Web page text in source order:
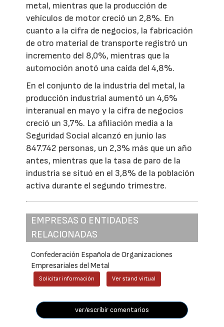
metal, mientras que la producción de
vehículos de motor creció un 2,8%. En
cuanto a la cifra de negocios, la fabricación
de otro material de transporte registró un
incremento del 8,0%, mientras que la
automoción anotó una caída del 4,8%.
En el conjunto de la industria del metal, la
producción industrial aumentó un 4,6%
interanual en mayo y la cifra de negocios
creció un 3,7%. La afiliación media a la
Seguridad Social alcanzó en junio las
847.742 personas, un 2,3% más que un año
antes, mientras que la tasa de paro de la
industria se situó en el 3,8% de la población
activa durante el segundo trimestre.
EMPRESAS O ENTIDADES
RELACIONADAS
Confederación Española de Organizaciones
Empresariales del Metal
Solicitar información Ver stand virtual
ver/escribir comentarios